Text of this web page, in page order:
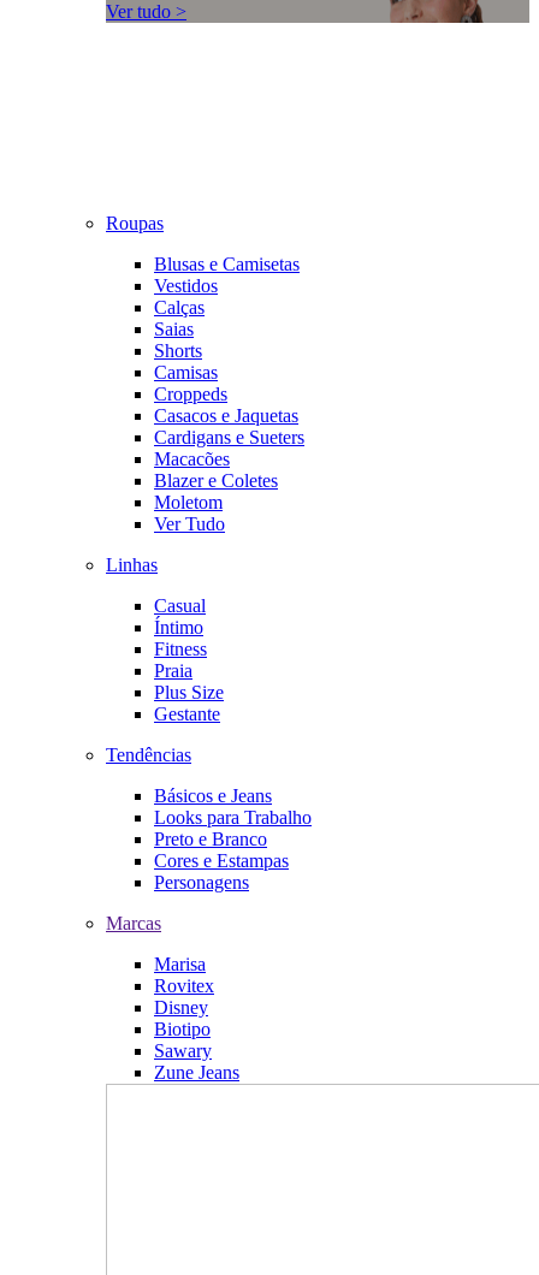
Ver tudo >
Roupas
Blusas e Camisetas
Vestidos
Calças
Saias
Shorts
Camisas
Croppeds
Casacos e Jaquetas
Cardigans e Sueters
Macacões
Blazer e Coletes
Moletom
Ver Tudo
Linhas
Casual
Íntimo
Fitness
Praia
Plus Size
Gestante
Tendências
Básicos e Jeans
Looks para Trabalho
Preto e Branco
Cores e Estampas
Personagens
Marcas
Marisa
Rovitex
Disney
Biotipo
Sawary
Zune Jeans